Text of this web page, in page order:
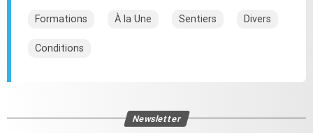
Formations À la Une Sentiers Divers
Conditions
Newsletter